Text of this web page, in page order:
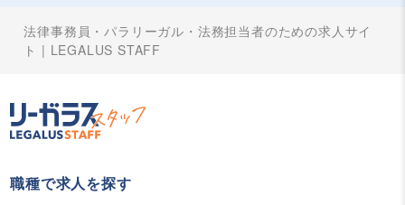
法律事務員・パラリーガル・法務担当者のための求人サイ
ト | LEGALUS STAFF
職種で求人を探す